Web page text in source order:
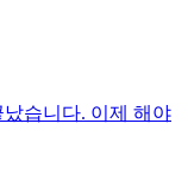
습니다. 이제 해야